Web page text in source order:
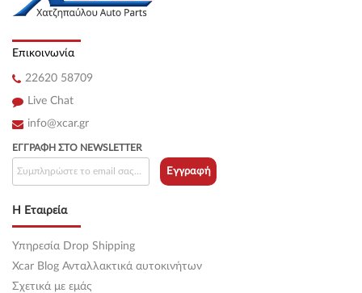
Επικοινωνία
22620 58709
Live Chat
info@xcar.gr
Η Εταιρεία
Υπηρεσία Drop Shipping
Xcar Blog Ανταλλακτικά αυτοκινήτων
Σχετικά με εμάς
ΕΓΓΡΑΦΉ ΣΤΟ NEWSLETTER
Εγγραφή